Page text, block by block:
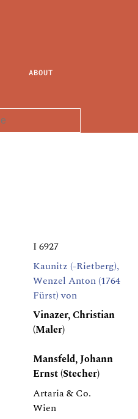
ABOUT
I 6927
Kaunitz (-Rietberg),
Wenzel Anton (1764
Fürst) von
Vinazer, Christian
(Maler)
Mansfeld, Johann
Ernst (Stecher)
Artaria & Co.
Wien